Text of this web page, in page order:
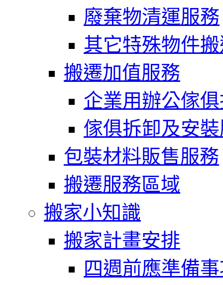
廢棄物清運服務
其它特殊物件
搬遷加值服務
企業用辦公傢
傢俱拆卸及安
包裝材料販售服務
搬遷服務區域
搬家小知識
搬家計畫安排
四週前應準備